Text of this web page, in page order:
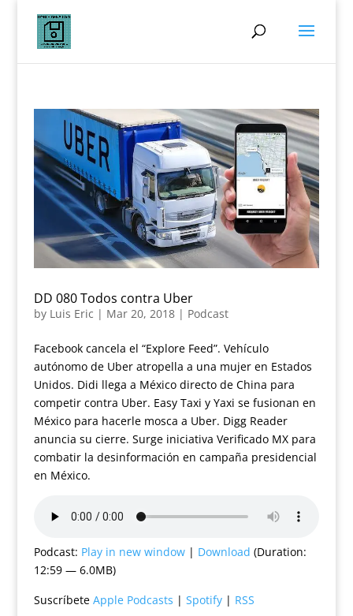
DD 080 Todos contra Uber
by Luis Eric | Mar 20, 2018| Podcast
Facebook cancela el “Explore Feed”. Vehículo
autónomo de Uber atropella a una mujer en Estados
Unidos. Didi llega a México directo de China para
competir contra Uber. Easy Taxi y Yaxi se fusionan en
México para hacerle mosca a Uber. Digg Reader
anuncia su cierre. Surge iniciativa Verificado MX para
combatir la desinformación en campaña presidencial
en México.
Podcast: Play in new window| Download (Duration:
12:59 — 6.0MB)
Suscríbete Apple Podcasts | Spotify| RSS